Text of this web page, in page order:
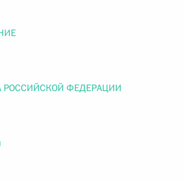
РОССИЙСКОЙ ФЕДЕРАЦИИ